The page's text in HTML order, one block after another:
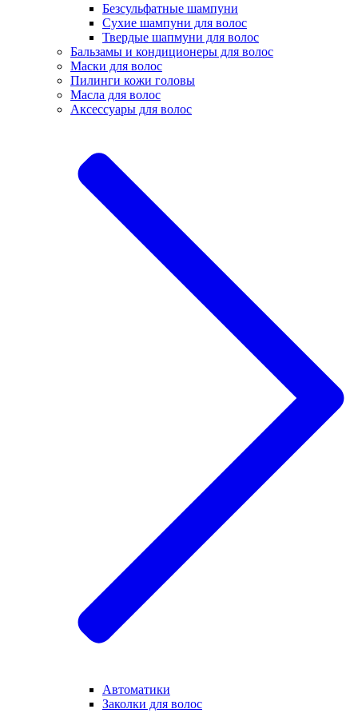
Безсульфатные шампуни
Сухие шампуни для волос
Твердые шапмуни для волос
Бальзамы и кондиционеры для волос
Маски для волос
Пилинги кожи головы
Масла для волос
Аксессуары для волос
Автоматики
Заколки для волос